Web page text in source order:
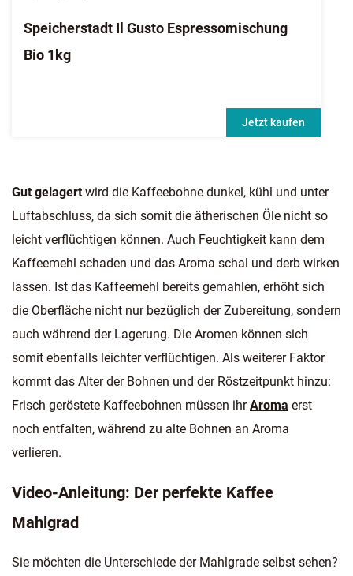
Speicherstadt Il Gusto Espressomischung
Bio 1kg
Jetzt kaufen
Gut gelagert wird die Kaffeebohne dunkel, kühl und unter
Luftabschluss, da sich somit die ätherischen Öle nicht so
leicht verflüchtigen können. Auch Feuchtigkeit kann dem
Kaffeemehl schaden und das Aroma schal und derb wirken
lassen. Ist das Kaffeemehl bereits gemahlen, erhöht sich
die Oberfläche nicht nur bezüglich der Zubereitung, sondern
auch während der Lagerung. Die Aromen können sich
somit ebenfalls leichter verflüchtigen. Als weiterer Faktor
kommt das Alter der Bohnen und der Röstzeitpunkt hinzu:
Frisch geröstete Kaffeebohnen müssen ihrAroma erst
noch entfalten, während zu alte Bohnen an Aroma
verlieren.
Video-Anleitung: Der perfekte Kaffee
Mahlgrad
Sie möchten die Unterschiede der Mahlgrade selbst sehen?